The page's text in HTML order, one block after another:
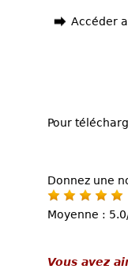
Accéder
Pour
Donnez une
Moyenne :
Vous avez